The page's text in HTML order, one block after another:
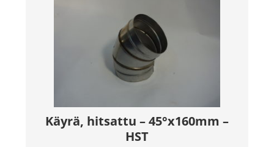
Käyrä, hitsattu – 45°x160mm –
HST